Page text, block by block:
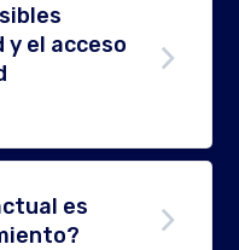
y el acceso
es